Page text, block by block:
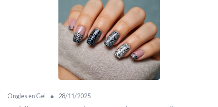
Ongles en Gel • 28/11/2025